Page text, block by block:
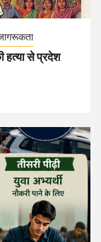
हत्या से प्रदेश